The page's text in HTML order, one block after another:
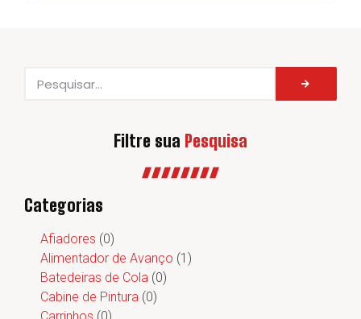
Filtre sua Pesquisa
Categorias
Afiadores (0)
Alimentador de Avanço (1)
Batedeiras de Cola (0)
Cabine de Pintura (0)
Carrinhos (0)